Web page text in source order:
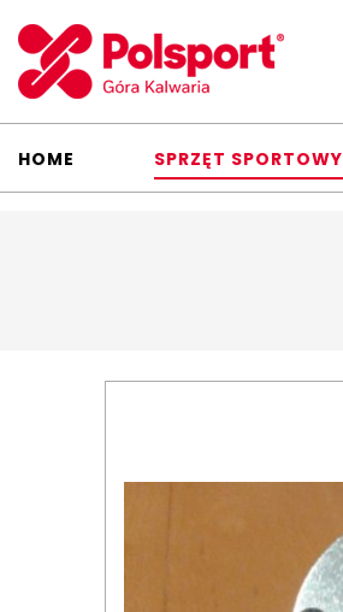
HOME SPRZĘT SPORTOWY